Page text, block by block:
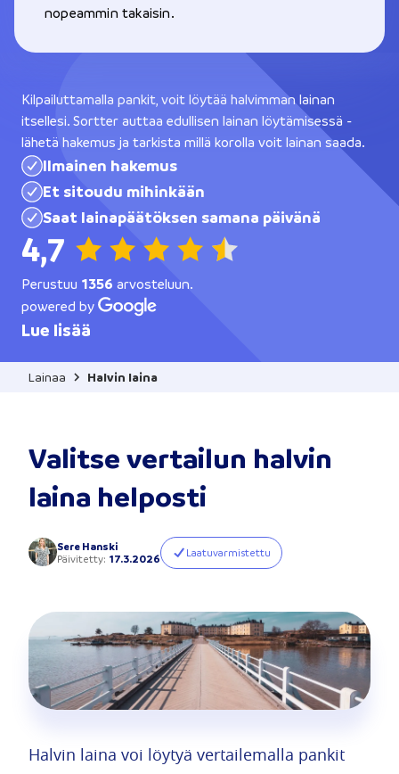
nopeammin takaisin.
Kilpailuttamalla pankit, voit löytää halvimman lainan
itsellesi. Sortter auttaa edullisen lainan löytämisessä -
lähetä hakemus ja tarkista millä korolla voit lainan saada.
Ilmainen hakemus
Et sitoudu mihinkään
Saat lainapäätöksen samana päivänä
4,7
Perustuu 1356 arvosteluun.
powered by
Lue lisää
Lainaa Halvin laina
Valitse vertailun halvin
laina helposti
Sere Hanski
Päivitetty: 17.3.2026 Laatuvarmistettu
Halvin laina voi löytyä vertailemalla pankit